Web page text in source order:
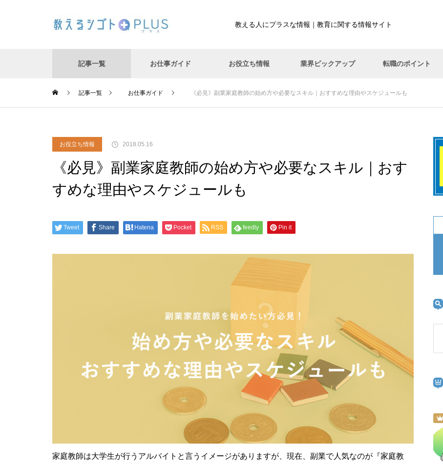
教える人にプラスな情報｜教育に関する情報サイト
記事一覧 お仕事ガイド お役立ち情報 業界ピックアップ 転職のポイント
お仕事ガイド お役立ち情報 転職のポイント 業界ピックアップ
デメリット・給料・待遇｜保育
士とはどう違うの？
し方・男性の働きやすさなども
て』｜おすすめな理由・時給・
個人契約・疑問などなど、家庭
がい・やりかたをご紹介
家庭教師アルバイトを始めるな
ら、家庭教師派遣会社？個人契
約？どっちがいいの？
おすすめのバイト！家庭教師が
おすすめな７つの理由｜始め
方・注意点をご紹介！
《必見》副業家庭教師の始め方
や必要なスキル｜おすすめな理
講師も生徒も知っておきたい
『日本の奨学金制度』
記事一覧 お仕事ガイド 《必見》副業家庭教師の始め方や必要なスキル｜おすすめな理由やスケジュールも
お役立ち情報 2018.05.16
《必見》副業家庭教師の始め方や必要なスキル｜おす
すめな理由やスケジュールも
Tweet Share Hatena Pocket RSS feedly Pin it
家庭教師は大学生が行うアルバイトと言うイメージがありますが、現在、副業で人気なのが『家庭教